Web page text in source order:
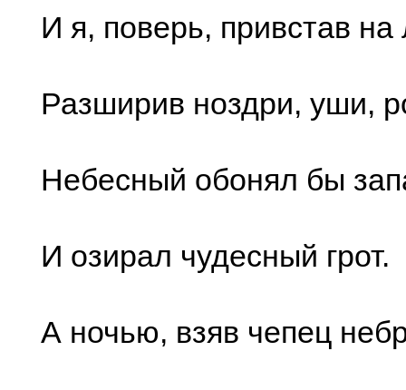
И я, поверь, привстав на
Разширив ноздри, уши,
Небесный обонял бы
И озирал чудесный грот.
А ночью, взяв чепец